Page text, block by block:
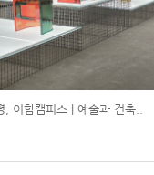
, 이함캠퍼스 | 예술과 건축..